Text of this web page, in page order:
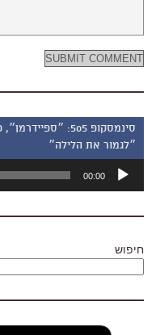
סינמסקופ 505:
״לגמור את הלילה״
אודיו
00:00
חיפוש